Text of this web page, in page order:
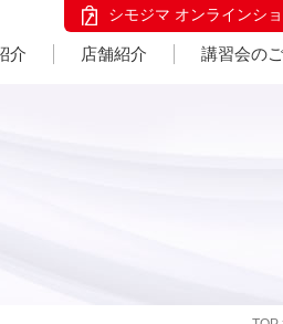
シモジマ オンラインシ
介 店舗紹介 講習会の